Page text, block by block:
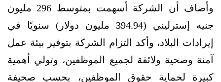
وأضاف أن الشركة أسهمت بمتوسط ​​296 مليون
جنيه إسترليني (394.94 مليون دولار) سنويًا في
إيرادات البلاد، وأكد التزام الشركة بتوفير بيئة عمل
آمنة وصحية ولائقة لجميع الموظفين، وتولي أهمية
كبيرة لحماية حقوق الموظفين، بحسب صحيفة